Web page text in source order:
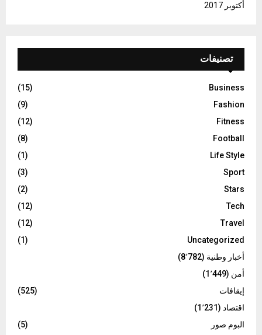
أكتوبر 2017
تصنيفات
Business
(15)
Fashion
(9)
Fitness
(12)
Football
(8)
Life Style
(1)
Sport
(3)
Stars
(2)
Tech
(12)
Travel
(12)
Uncategorized
(1)
أخبار وطنية (8٬782)
أمن (1٬449)
إيقافات
(525)
اقتصاد (1٬231)
البوم صور
(5)